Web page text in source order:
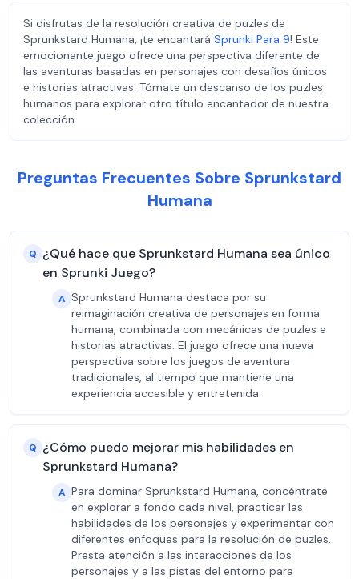
Si disfrutas de la resolución creativa de puzles de
Sprunkstard Humana, ¡te encantará Sprunki Para 9! Este
emocionante juego ofrece una perspectiva diferente de
las aventuras basadas en personajes con desafíos únicos
e historias atractivas. Tómate un descanso de los puzles
humanos para explorar otro título encantador de nuestra
colección.
Preguntas Frecuentes Sobre Sprunkstard
Humana
Q ¿Qué hace que Sprunkstard Humana sea único
en Sprunki Juego?
A Sprunkstard Humana destaca por su
reimaginación creativa de personajes en forma
humana, combinada con mecánicas de puzles e
historias atractivas. El juego ofrece una nueva
perspectiva sobre los juegos de aventura
tradicionales, al tiempo que mantiene una
experiencia accesible y entretenida.
Q ¿Cómo puedo mejorar mis habilidades en
Sprunkstard Humana?
A Para dominar Sprunkstard Humana, concéntrate
en explorar a fondo cada nivel, practicar las
habilidades de los personajes y experimentar con
diferentes enfoques para la resolución de puzles.
Presta atención a las interacciones de los
personajes y a las pistas del entorno para